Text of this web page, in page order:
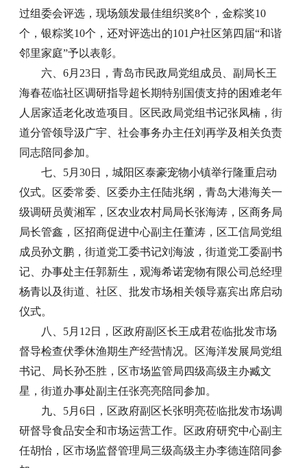
过组委会评选，现场颁发最佳组织奖8个，金粽奖10
个，银粽奖10个，还对评选出的101户社区第四届“和谐
邻里家庭”予以表彰。
六、6月23日，青岛市民政局党组成员、副局长王
海春莅临社区调研指导超长期特别国债支持的困难老年
人居家适老化改造项目。区民政局党组书记张凤楠，街
道分管领导汲广宇、社会事务办主任刘再学及相关负责
同志陪同参加。
七、5月30日，城阳区泰豪宠物小镇举行隆重启动
仪式。区委常委、区委办主任陆兆纲，青岛大港海关一
级调研员黄湘军，区农业农村局局长张海涛，区商务局
局长管鑫，区招商促进中心副主任董涛，区工信局党组
成员孙文鹏，街道党工委书记刘海波，街道党工委副书
记、办事处主任郭新生，观海希诺宠物有限公司总经理
杨青以及街道、社区、批发市场相关领导嘉宾出席启动
仪式。
八、5月12日，区政府副区长王成君莅临批发市场
督导检查伏季休渔期生产经营情况。区海洋发展局党组
书记、局长孙丕胜，区市场监管局四级高级主办臧文
星，街道办事处副主任张亮亮陪同参加。
九、5月6日，区政府副区长张明亮莅临批发市场调
研督导食品安全和市场运营工作。区政府研究中心副主
任胡怡，区市场监督管理局三级高级主办李德连陪同参